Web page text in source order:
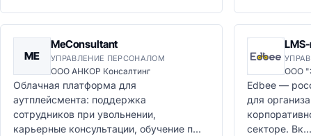
ME
MeConsultant
УПРАВЛЕНИЕ ПЕРСОНАЛОМ
ООО АНКОР Консалтинг
Облачная платформа для
аутплейсмента: поддержка
сотрудников при увольнении,
карьерные консультации, обучение п...
ООО
Edbee —
для
секторе. Вк...